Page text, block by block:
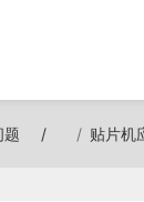
题 贴片机